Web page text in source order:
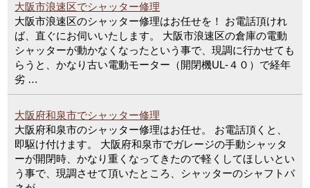
大阪市浪速区でシャッター修理
大阪市浪速区のシャッター修理はお任せを！ お電話頂けれ
ば、直ぐにお伺いいたします。 大阪市浪速区の倉庫の電動
シャッターが動かなくなったという事で、現調に行かせても
らうと、かなり古い電動モーター（開閉機UL-４０）で経年
劣 …
大阪府和泉市でシャッター修理
大阪府和泉市のシャッター修理はお任せ。 お電話頂くと、
即駆け付けます。 大阪府和泉市でガレージの手動シャッタ
ーが開閉時、かなり重くなってきたので軽くしてほしいとい
う事で、現調させて頂いたところ、シャッターのシャフトバ